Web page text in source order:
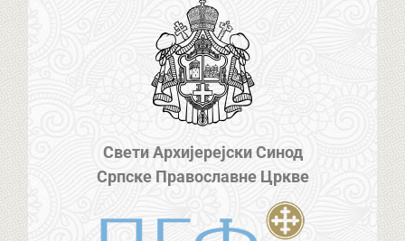
Свети Архијерејски Синод
Српске Православне Цркве